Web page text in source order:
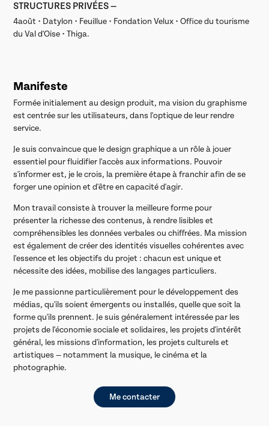
STRUCTURES PRIVÉES —
4août • Datylon • Feuillue • Fondation Velux • Office du tourisme
du Val d'Oise • Thiga.
Manifeste
Formée initialement au design produit, ma vision du graphisme
est centrée sur les utilisateurs, dans l'optique de leur rendre
service.
Je suis convaincue que le design graphique a un rôle à jouer
essentiel pour fluidifier l'accès aux informations. Pouvoir
s'informer est, je le crois, la première étape à franchir afin de se
forger une opinion et d'être en capacité d'agir.
Mon travail consiste à trouver la meilleure forme pour
présenter la richesse des contenus, à rendre lisibles et
compréhensibles les données verbales ou chiffrées. Ma mission
est également de créer des identités visuelles cohérentes avec
l'essence et les objectifs du projet : chacun est unique et
nécessite des idées, mobilise des langages particuliers.
Je me passionne particulièrement pour le développement des
médias, qu'ils soient émergents ou installés, quelle que soit la
forme qu'ils prennent. Je suis généralement intéressée par les
projets de l'économie sociale et solidaires, les projets d'intérêt
général, les missions d'information, les projets culturels et
artistiques — notamment la musique, le cinéma et la
photographie.
Me contacter